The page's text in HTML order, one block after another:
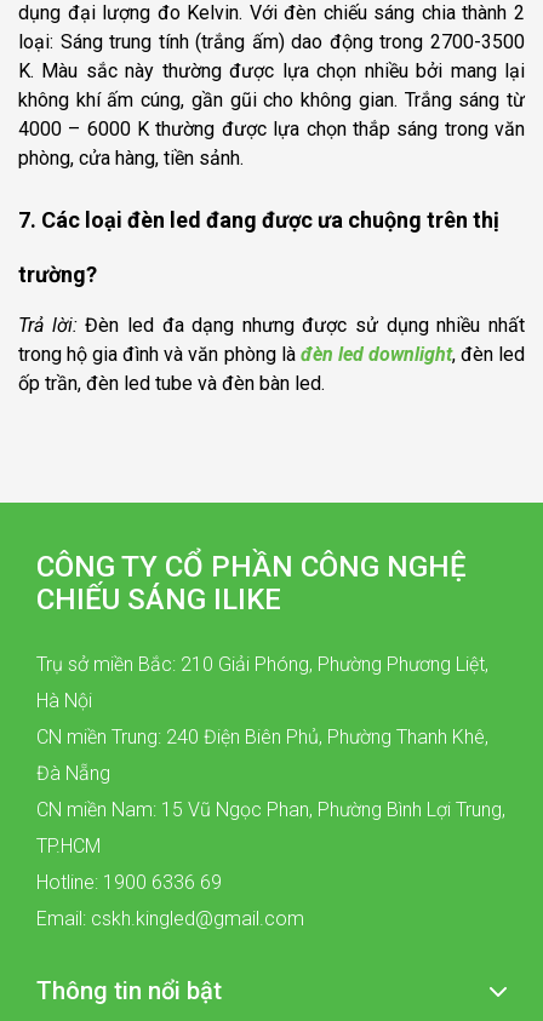
dụng đại lượng đo Kelvin. Với đèn chiếu sáng chia thành 2
loại: Sáng trung tính (trắng ấm) dao động trong 2700-3500
K. Màu sắc này thường được lựa chọn nhiều bởi mang lại
không khí ấm cúng, gần gũi cho không gian. Trắng sáng từ
4000 – 6000 K thường được lựa chọn thắp sáng trong văn
phòng, cửa hàng, tiền sảnh.
7. Các loại đèn led đang được ưa chuộng trên thị
trường?
Trả lời:Đèn led đa dạng nhưng được sử dụng nhiều nhất
trong hộ gia đình và văn phòng là đèn led downlight, đèn led
ốp trần, đèn led tube và đèn bàn led.
CÔNG TY CỔ PHẦN CÔNG NGHỆ
CHIẾU SÁNG ILIKE
Trụ sở miền Bắc: 210 Giải Phóng, Phường Phương Liệt,
Hà Nội
CN miền Trung: 240 Điện Biên Phủ, Phường Thanh Khê,
Đà Nẵng
CN miền Nam: 15 Vũ Ngọc Phan, Phường Bình Lợi Trung,
TP.HCM
Hotline: 1900 6336 69
Email: cskh.kingled@gmail.com
Thông tin nổi bật